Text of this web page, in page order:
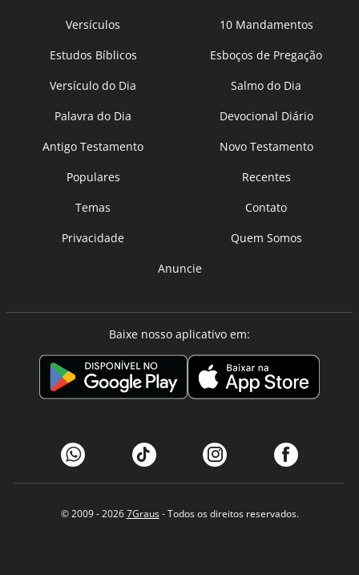
Versículos
10 Mandamentos
Estudos Bíblicos
Esboços de Pregação
Versículo do Dia
Salmo do Dia
Palavra do Dia
Devocional Diário
Antigo Testamento
Novo Testamento
Populares
Recentes
Temas
Contato
Privacidade
Quem Somos
Anuncie
Baixe nosso aplicativo em:
© 2009 - 20267Graus- Todos os direitos reservados.